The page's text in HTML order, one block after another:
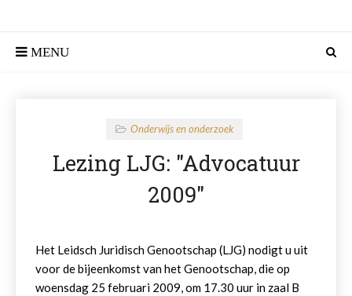
Onderwijs en onderzoek
Lezing LJG: "Advocatuur
2009"
Het Leidsch Juridisch Genootschap (LJG) nodigt u uit
voor de bijeenkomst van het Genootschap, die op
woensdag 25 februari 2009, om 17.30 uur in zaal B